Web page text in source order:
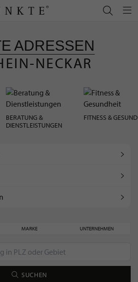
ADRESSEN
NECKAR
BERATUNG &
DIENSTLEISTUNGEN
FITNESS &
MARKE UNTERNEHMEN
SUCHEN